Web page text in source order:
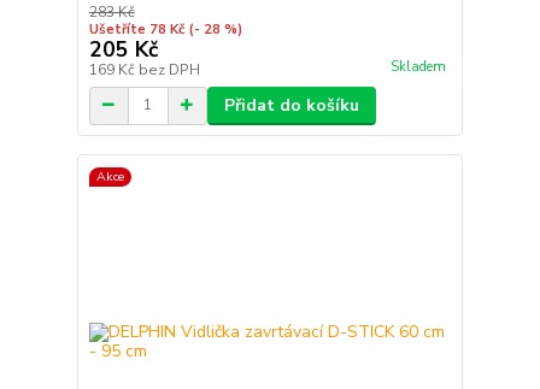
283 Kč
Ušetříte 78 Kč (- 28 %)
205 Kč
169 Kč bez DPH Skladem
Přidat do košíku
Akce